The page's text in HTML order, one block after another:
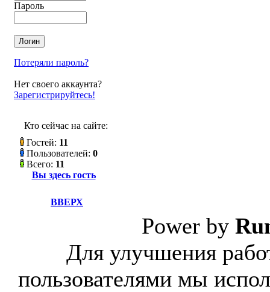
Пароль
Потеряли пароль?
Нет своего аккаунта?
Зарегистрируйтесь!
Кто сейчас на сайте:
Гостей: 11
Пользователей: 0
Всего: 11
Вы здесь гость
ВВЕРХ
Power by
Для улучшения
пользователями мы